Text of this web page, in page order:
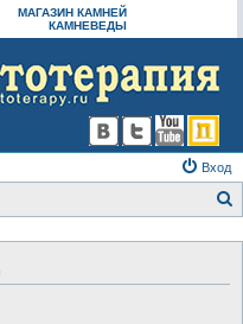
МАГАЗИН КАМНЕЙ
КАМНЕВЕДЫ
Вход